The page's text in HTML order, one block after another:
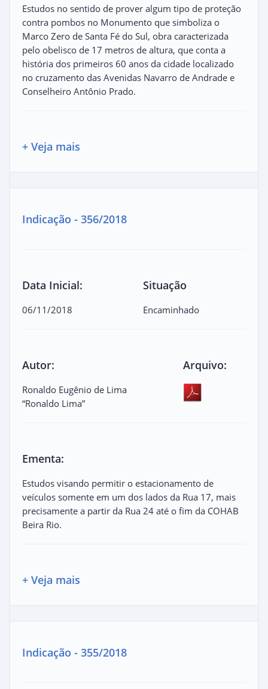
Estudos no sentido de prover algum tipo de proteção
contra pombos no Monumento que simboliza o
Marco Zero de Santa Fé do Sul, obra caracterizada
pelo obelisco de 17 metros de altura, que conta a
história dos primeiros 60 anos da cidade localizado
no cruzamento das Avenidas Navarro de Andrade e
Conselheiro Antônio Prado.
+ Veja mais
Indicação - 356/2018
Data Inicial:
06/11/2018
Situação
Encaminhado
Autor:
Ronaldo Eugênio de Lima
“Ronaldo Lima”
Arquivo:
Ementa:
Estudos visando permitir o estacionamento de
veículos somente em um dos lados da Rua 17, mais
precisamente a partir da Rua 24 até o fim da COHAB
Beira Rio.
+ Veja mais
Indicação - 355/2018